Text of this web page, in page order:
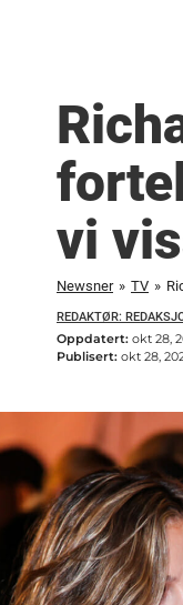
vi
Newsner » TV »
REDAKTØR:
Oppdatert: okt 28,
Publisert: okt 28,